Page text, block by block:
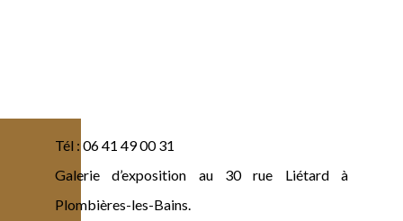
Tél : 06 41 49 00 31
Galerie d’exposition au 30 rue Liétard à
Plombières-les-Bains.